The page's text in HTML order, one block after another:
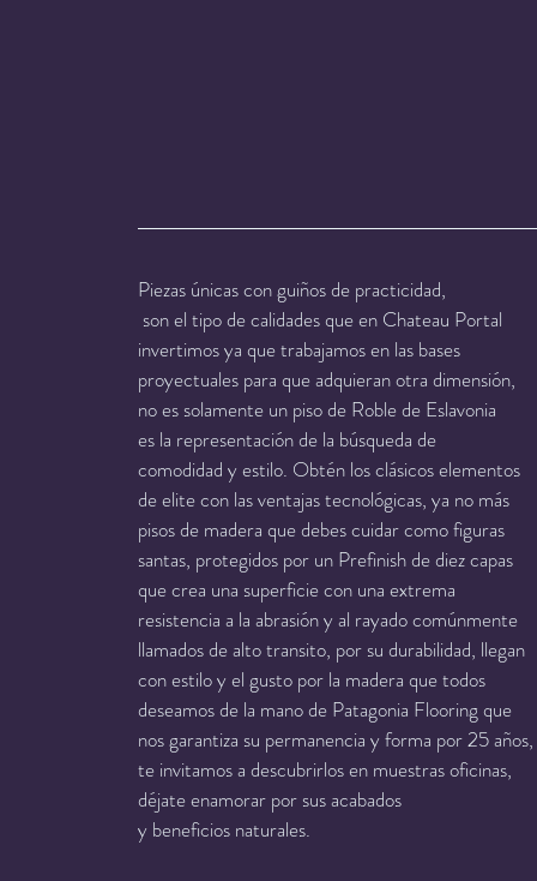
Piezas únicas con guiños de practicidad,
son el tipo de calidades que en Chateau Portal
invertimos ya que trabajamos en las bases
proyectuales para que adquieran otra dimensión,
no es solamente un piso de Roble de Eslavonia
es la representación de la búsqueda de
comodidad y estilo. Obtén los clásicos elementos
de elite con las ventajas tecnológicas, ya no más
pisos de madera que debes cuidar como figuras
santas, protegidos por un Prefinish de diez capas
que crea una superficie con una extrema
resistencia a la abrasión y al rayado comúnmente
llamados de alto transito, por su durabilidad, llegan
con estilo y el gusto por la madera que todos
deseamos de la mano de Patagonia Flooring que
nos garantiza su permanencia y forma por 25 años,
te invitamos a descubrirlos en muestras oficinas,
déjate enamorar por sus acabados
y beneficios naturales.